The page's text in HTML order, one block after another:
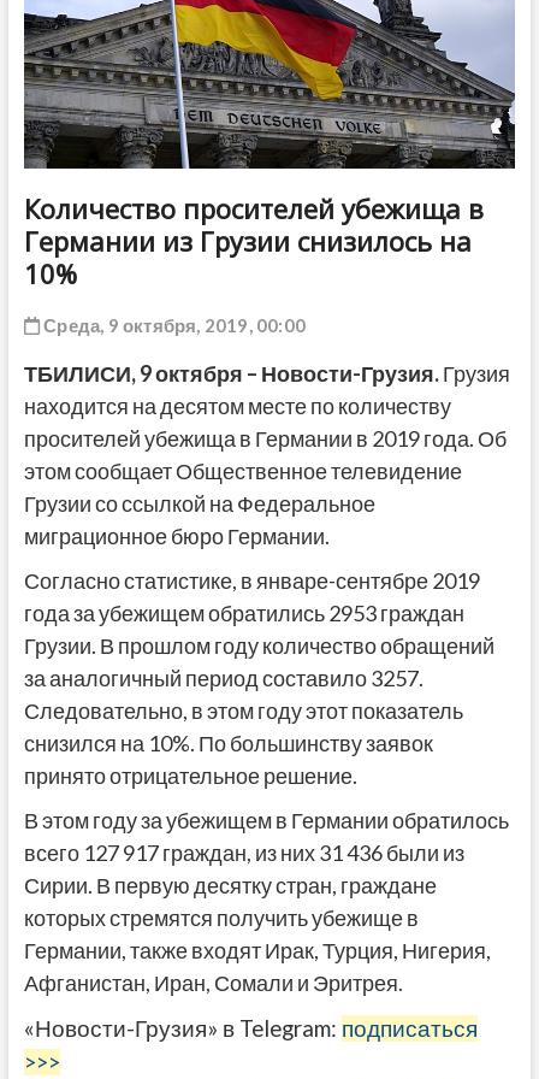
Количество просителей убежища в
Германии из Грузии снизилось на
10%
Среда, 9 октября, 2019, 00:00
ТБИЛИСИ, 9 октября – Новости-Грузия.Грузия
находится на десятом месте по количеству
просителей убежища в Германии в 2019 года. Об
этом сообщает Общественное телевидение
Грузии со ссылкой на Федеральное
миграционное бюро Германии.
Согласно статистике, в январе-сентябре 2019
года за убежищем обратились 2953 граждан
Грузии. В прошлом году количество обращений
за аналогичный период составило 3257.
Следовательно, в этом году этот показатель
снизился на 10%. По большинству заявок
принято отрицательное решение.
В этом году за убежищем в Германии обратилось
всего 127 917 граждан, из них 31 436 были из
Сирии. В первую десятку стран, граждане
которых стремятся получить убежище в
Германии, также входят Ирак, Турция, Нигерия,
Афганистан, Иран, Сомали и Эритрея.
«Новости-Грузия» в Telegram: подписаться
>>>